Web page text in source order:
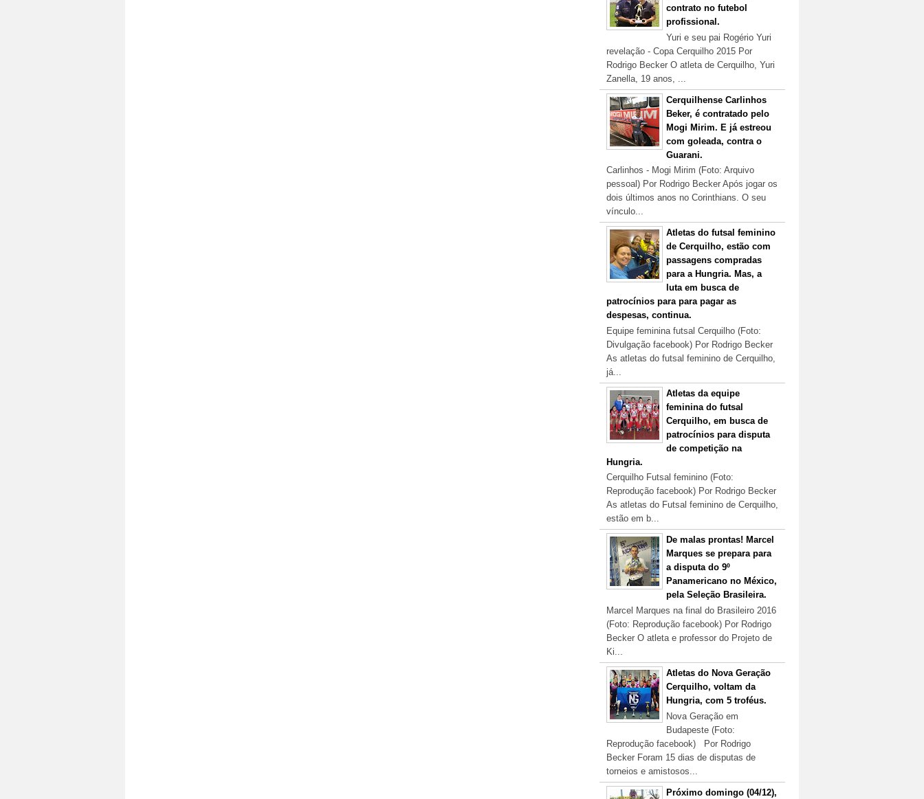
contrato no futebol
profissional.
Yuri e seu pai Rogério Yuri
revelação - Copa Cerquilho 2015 Por
Rodrigo Becker O atleta de Cerquilho, Yuri
Zanella, 19 anos, ...
Cerquilhense Carlinhos
Beker, é contratado pelo
Mogi Mirim. E já estreou
com goleada, contra o
Guarani.
Carlinhos - Mogi Mirim (Foto: Arquivo
pessoal) Por Rodrigo Becker Após jogar os
dois últimos anos no Corinthians. O seu
vínculo...
Atletas do futsal feminino
de Cerquilho, estão com
passagens compradas
para a Hungria. Mas, a
luta em busca de
patrocínios para para pagar as
despesas, continua.
Equipe feminina futsal Cerquilho (Foto:
Divulgação facebook) Por Rodrigo Becker
As atletas do futsal feminino de Cerquilho,
já...
Atletas da equipe
feminina do futsal
Cerquilho, em busca de
patrocínios para disputa
de competição na
Hungria.
Cerquilho Futsal feminino (Foto:
Reprodução facebook) Por Rodrigo Becker
As atletas do Futsal feminino de Cerquilho,
estão em b...
De malas prontas! Marcel
Marques se prepara para
a disputa do 9º
Panamericano no México,
pela Seleção Brasileira.
Marcel Marques na final do Brasileiro 2016
(Foto: Reprodução facebook) Por Rodrigo
Becker O atleta e professor do Projeto de
Ki...
Atletas do Nova Geração
Cerquilho, voltam da
Hungria, com 5 troféus.
Nova Geração em
Budapeste (Foto:
Reprodução facebook) Por Rodrigo
Becker Foram 15 dias de disputas de
torneios e amistosos...
Próximo domingo (04/12),